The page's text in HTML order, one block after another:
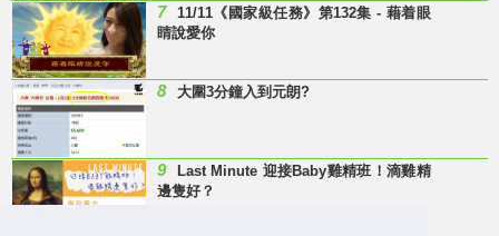
7
11/11《國家級任務》第132集 - 藉着眼
睛說愛你
8 大圍3分鐘入到元朗?
9
Last Minute 迎接Baby雞精班！滴雞精
邊隻好？